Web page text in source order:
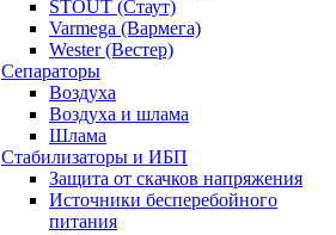
STOUT (Стаут)
Varmega (Вармега)
Wester (Вестер)
Сепараторы
Воздуха
Воздуха и шлама
Шлама
Стабилизаторы и ИБП
Защита от скачков напряжения
Источники бесперебойного
питания